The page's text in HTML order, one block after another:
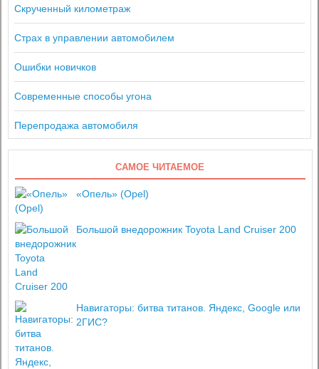
Скрученный километраж
Страх в управлении автомобилем
Ошибки новичков
Современные способы угона
Перепродажа автомобиля
САМОЕ ЧИТАЕМОЕ
«Опель» (Opel)
Большой внедорожник Toyota Land Cruiser 200
Навигаторы: битва титанов. Яндекс, Google или
2ГИС?